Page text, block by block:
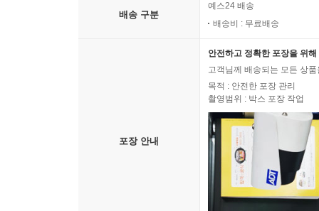
배송 구분
예스24 배송
배송비 : 무료배송
포장 안내
안전하고 정확한 포장을 위
고객님께 배송되는 모든 상
목적 : 안전한 포장 관리
촬영범위 : 박스 포장 작업